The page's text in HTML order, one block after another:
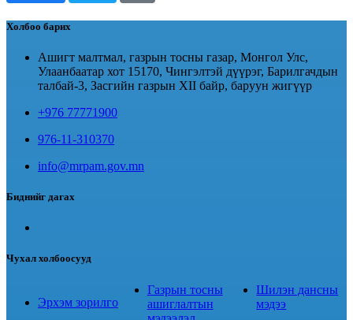
Холбоо барих
Ашигт малтмал, газрын тосны газар, Монгол Улс,
Улаанбаатар хот 15170, Чингэлтэй дүүрэг, Барилгачдын
талбай-3, Засгийн газрын XII байр, баруун жигүүр
+976 77771900
976-11-310370
info@mrpam.gov.mn
Биднийг дагах
Чухал холбоосууд
Эрхэм зорилго
Газрын тосны
ашиглалтын
Шилэн дансны
мэдээ